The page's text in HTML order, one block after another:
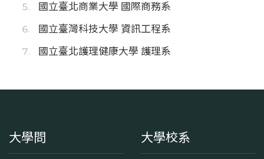
國立臺北商業大學 國際商務系
國立臺灣科技大學 資訊工程系
國立臺北護理健康大學 護理系
大學問 大學校系